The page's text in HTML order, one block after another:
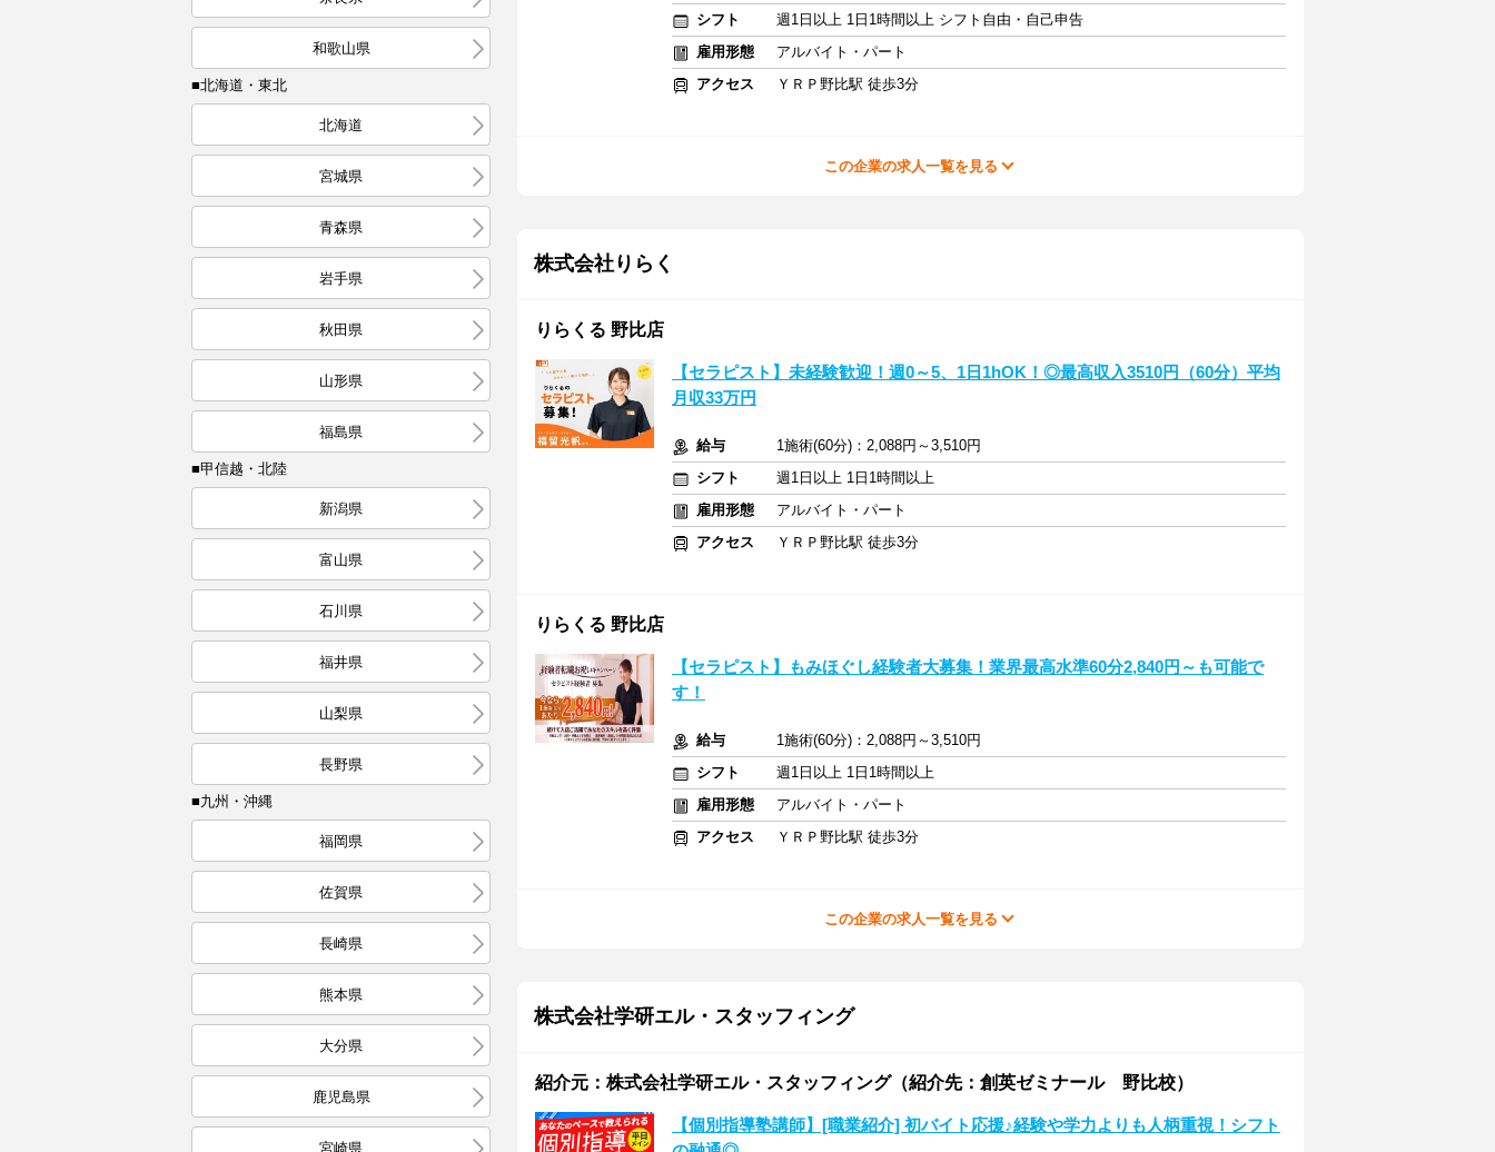
和歌山県
■北海道・東北
北海道
宮城県
青森県
岩手県
秋田県
山形県
福島県
■甲信越・北陸
新潟県
富山県
石川県
福井県
山梨県
長野県
■九州・沖縄
福岡県
佐賀県
長崎県
熊本県
大分県
鹿児島県
宮崎県
シフト
週1日以上 1日1時間以上 シフト自由・自己申告
雇用形態
アルバイト・パート
アクセス
ＹＲＰ野比駅 徒歩3分
この企業の求人一覧を見る
株式会社りらく
りらくる 野比店
【セラピスト】未経験歓迎！週0～5、1日1hOK！◎最高収入3510円（60分）平均
月収33万円
給与
1施術(60分)：2,088円～3,510円
シフト
週1日以上 1日1時間以上
雇用形態
アルバイト・パート
アクセス
ＹＲＰ野比駅 徒歩3分
りらくる 野比店
【セラピスト】もみほぐし経験者大募集！業界最高水準60分2,840円～も可能で
す！
給与
1施術(60分)：2,088円～3,510円
シフト
週1日以上 1日1時間以上
雇用形態
アルバイト・パート
アクセス
ＹＲＰ野比駅 徒歩3分
この企業の求人一覧を見る
株式会社学研エル・スタッフィング
紹介元：株式会社学研エル・スタッフィング（紹介先：創英ゼミナール 野比校）
【個別指導塾講師】[職業紹介] 初バイト応援♪経験や学力よりも人柄重視！シフト